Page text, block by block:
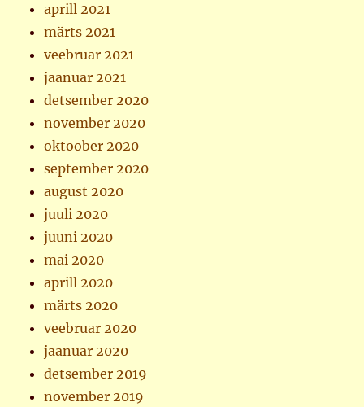
aprill 2021
märts 2021
veebruar 2021
jaanuar 2021
detsember 2020
november 2020
oktoober 2020
september 2020
august 2020
juuli 2020
juuni 2020
mai 2020
aprill 2020
märts 2020
veebruar 2020
jaanuar 2020
detsember 2019
november 2019